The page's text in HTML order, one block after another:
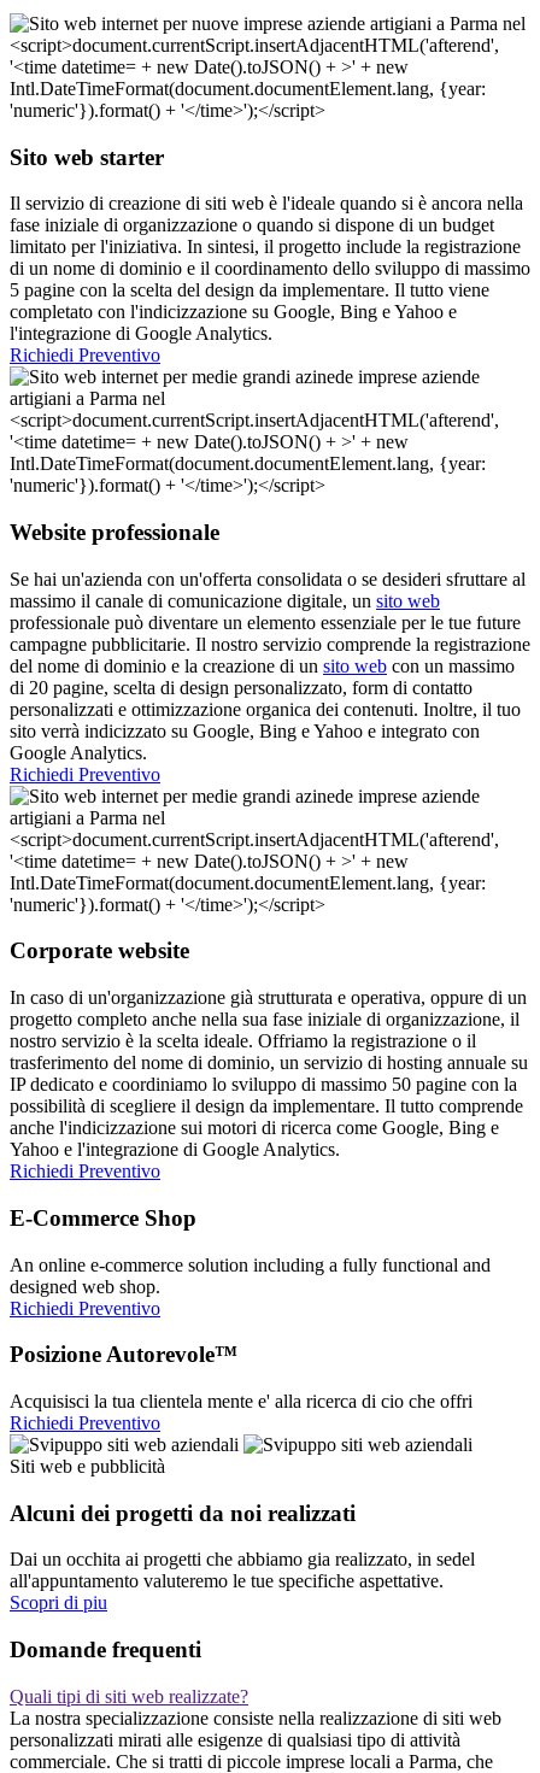
Sito web starter
Il servizio di creazione di siti web è l'ideale quando si è ancora nella
fase iniziale di organizzazione o quando si dispone di un budget
limitato per l'iniziativa. In sintesi, il progetto include la registrazione
di un nome di dominio e il coordinamento dello sviluppo di massimo
5 pagine con la scelta del design da implementare. Il tutto viene
completato con l'indicizzazione su Google, Bing e Yahoo e
l'integrazione di Google Analytics.
Richiedi Preventivo
Website professionale
Se hai un'azienda con un'offerta consolidata o se desideri sfruttare al
massimo il canale di comunicazione digitale, un sito web
professionale può diventare un elemento essenziale per le tue future
campagne pubblicitarie. Il nostro servizio comprende la registrazione
del nome di dominio e la creazione di un sito web con un massimo
di 20 pagine, scelta di design personalizzato, form di contatto
personalizzati e ottimizzazione organica dei contenuti. Inoltre, il tuo
sito verrà indicizzato su Google, Bing e Yahoo e integrato con
Google Analytics.
Richiedi Preventivo
Corporate website
In caso di un'organizzazione già strutturata e operativa, oppure di un
progetto completo anche nella sua fase iniziale di organizzazione, il
nostro servizio è la scelta ideale. Offriamo la registrazione o il
trasferimento del nome di dominio, un servizio di hosting annuale su
IP dedicato e coordiniamo lo sviluppo di massimo 50 pagine con la
possibilità di scegliere il design da implementare. Il tutto comprende
anche l'indicizzazione sui motori di ricerca come Google, Bing e
Yahoo e l'integrazione di Google Analytics.
Richiedi Preventivo
E-Commerce Shop
An online e-commerce solution including a fully functional and
designed web shop.
Richiedi Preventivo
Posizione Autorevole™
Acquisisci la tua clientela mente e' alla ricerca di cio che offri
Richiedi Preventivo
Siti web e pubblicità
Alcuni dei progetti da noi realizzati
Dai un occhita ai progetti che abbiamo gia realizzato, in sedel
all'appuntamento valuteremo le tue specifiche aspettative.
Scopri di piu
Domande frequenti
Quali tipi di siti web realizzate?
La nostra specializzazione consiste nella realizzazione di siti web
personalizzati mirati alle esigenze di qualsiasi tipo di attività
commerciale. Che si tratti di piccole imprese locali a Parma, che